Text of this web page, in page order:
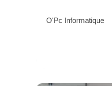
O'Pc Informatique